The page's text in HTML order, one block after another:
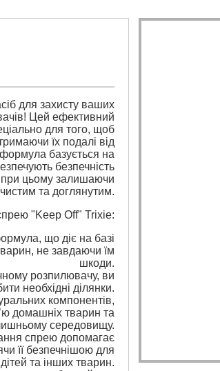
для захисту ваших
Цей ефективний
для того, щоб
їх подалі від
базується на
безпечність
цьому залишаючи
та доглянутим.
"Keep Off" Trixie:
що діє на базі
не завдаючи їм
шкоди.
розпилювачу, ви
необхідні ділянки.
компонентів,
домашніх тварин та
середовищу.
спрею допомагає
її безпечнішою для
дітей та інших тварин.